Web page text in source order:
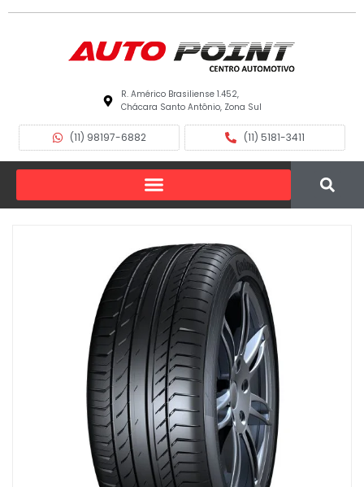
R. Américo Brasiliense 1.452,
Chácara Santo Antônio, Zona Sul
(11) 98197-6882 (11) 5181-3411